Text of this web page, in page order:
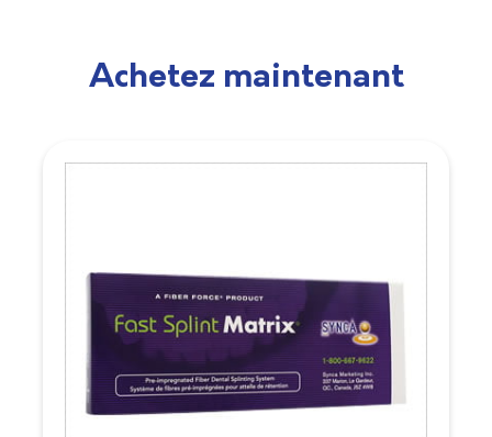
Achetez maintenant